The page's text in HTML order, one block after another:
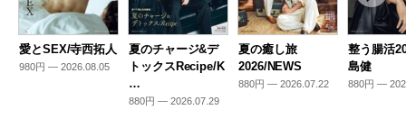
愛とSEX/寺西拓人
980円 — 2026.08.05
夏のチャージ&デ
トックスRecipe/K
…
880円 — 2026.07.29
夏の癒し旅
2026/NEWS
880円 — 2026.07.22
整う腸活
島健
880円 —